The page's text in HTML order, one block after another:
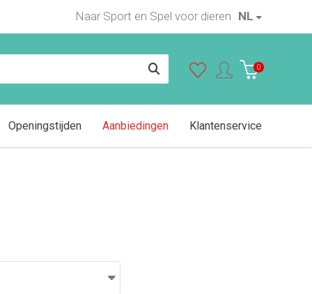
NL
Naar Sport en Spel voor dieren
0
Klantenservice
Aanbiedingen
Openingstijden